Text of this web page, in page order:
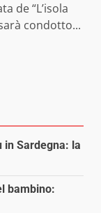
de “L’isola
condotto...
in Sardegna: la
bambino: